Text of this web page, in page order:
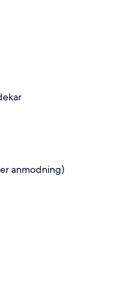
anmodning)